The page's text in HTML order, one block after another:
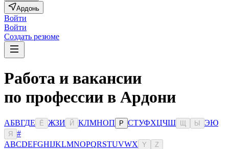
Ардонь
Войти
Войти
Создать резюме
Работа и вакансии
по профессии в Ардони
АБВГДЕ Ё ЖЗИ Й КЛМНОП Р СТУФХЦЧШ Ы ЭЮ
Я
#
ABCDEFGHIJKLMNOPQRSTUVWX Y Z